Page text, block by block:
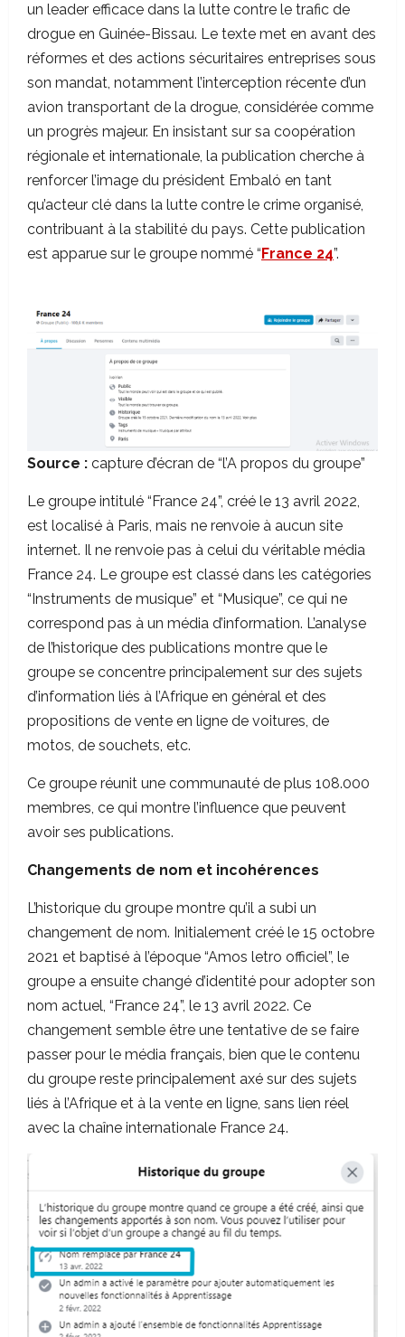
un leader efficace dans la lutte contre le trafic de
drogue en Guinée-Bissau. Le texte met en avant des
réformes et des actions sécuritaires entreprises sous
son mandat, notamment l’interception récente d’un
avion transportant de la drogue, considérée comme
un progrès majeur. En insistant sur sa coopération
régionale et internationale, la publication cherche à
renforcer l’image du président Embaló en tant
qu’acteur clé dans la lutte contre le crime organisé,
contribuant à la stabilité du pays. Cette publication
est apparue sur le groupe nommé “ France 24”.
Source : capture d’écran de “l’A propos du groupe”
Le groupe intitulé “France 24”, créé le 13 avril 2022,
est localisé à Paris, mais ne renvoie à aucun site
internet. Il ne renvoie pas à celui du véritable média
France 24. Le groupe est classé dans les catégories
“Instruments de musique” et “Musique”, ce qui ne
correspond pas à un média d’information. L’analyse
de l’historique des publications montre que le
groupe se concentre principalement sur des sujets
d’information liés à l’Afrique en général et des
propositions de vente en ligne de voitures, de
motos, de souchets, etc.
Ce groupe réunit une communauté de plus 108.000
membres, ce qui montre l’influence que peuvent
avoir ses publications.
Changements de nom et incohérences
L’historique du groupe montre qu’il a subi un
changement de nom. Initialement créé le 15 octobre
2021 et baptisé à l’époque “Amos letro officiel”, le
groupe a ensuite changé d’identité pour adopter son
nom actuel, “France 24”, le 13 avril 2022. Ce
changement semble être une tentative de se faire
passer pour le média français, bien que le contenu
du groupe reste principalement axé sur des sujets
liés à l’Afrique et à la vente en ligne, sans lien réel
avec la chaîne internationale France 24.